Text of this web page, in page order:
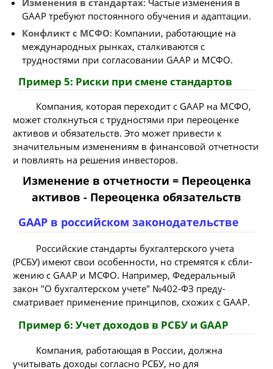
GAAP требуют постоянного обучения и адаптации.
Конфликт с МСФО: Компании, работающие на
международных рынках, сталкиваются с
трудностями при согласовании GAAP и МСФО.
Пример 5: Риски при смене стандартов
Компания, которая переходит с GAAP на МСФО,
может столкнуться с трудностями при переоценке
активов и обязательств. Это может привести к
значительным изменениям в финансовой отчетности
и повлиять на решения инвесторов.
Изменение в отчетности = Переоценка
активов - Переоценка обязательств
GAAP в российском законодательстве
Российские стандарты бухгалтерского учета
(РСБУ) имеют свои особенности, но стремятся к сбли-
жению с GAAP и МСФО. Например, Федеральный
закон "О бухгалтерском учете" №402-ФЗ преду-
сматривает применение принципов, схожих с GAAP.
Пример 6: Учет доходов в РСБУ и GAAP
Компания, работающая в России, должна
учитывать доходы согласно РСБУ, но для